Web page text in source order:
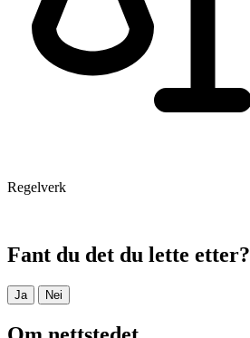
Regelverk
Fant du det du lette etter?
Ja Nei